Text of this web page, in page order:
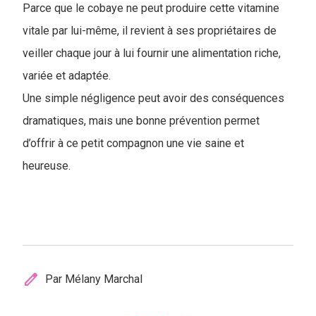
Parce que le cobaye ne peut produire cette vitamine
vitale par lui-même, il revient à ses propriétaires de
veiller chaque jour à lui fournir une alimentation riche,
variée et adaptée.
Une simple négligence peut avoir des conséquences
dramatiques, mais une bonne prévention permet
d’offrir à ce petit compagnon une vie saine et
heureuse.
edit Par Mélany Marchal